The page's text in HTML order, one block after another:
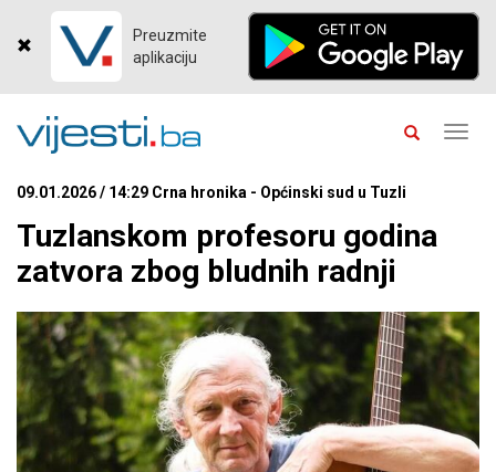
Preuzmite
aplikaciju
09.01.2026 / 14:29 Crna hronika - Općinski sud u Tuzli
Tuzlanskom profesoru godina
zatvora zbog bludnih radnji